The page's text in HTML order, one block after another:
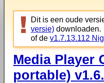
Dit is een oude
versie) downloaden.
of de v1.7.13.112
Media Player
portable)